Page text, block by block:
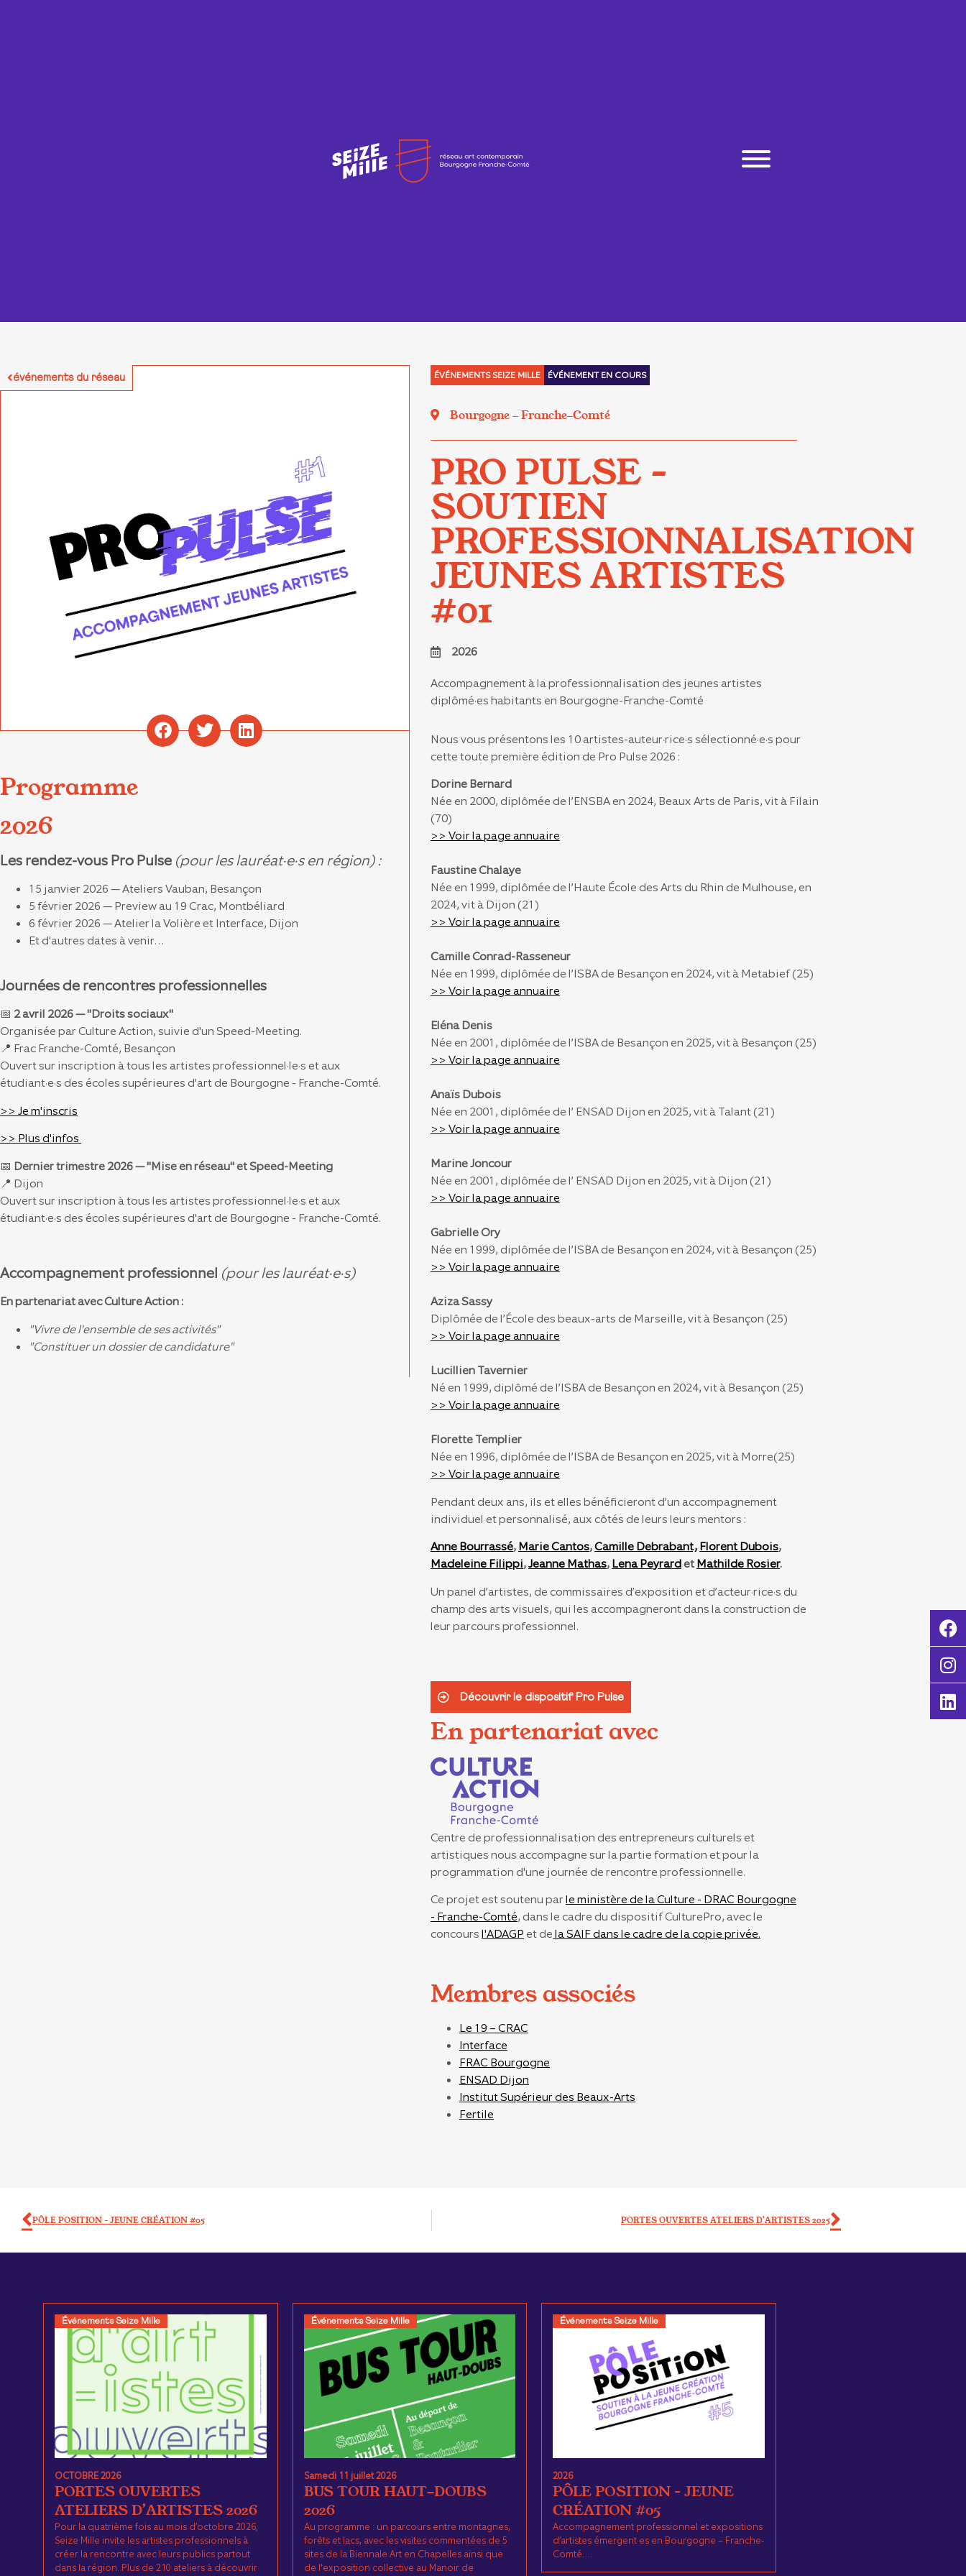
événements du réseau
Programme
2026
Les rendez-vous Pro Pulse (pour les lauréat·e·s en région) :
15 janvier 2026 — Ateliers Vauban, Besançon
5 février 2026 — Preview au 19 Crac, Montbéliard
6 février 2026 — Atelier la Volière et Interface, Dijon
Et d'autres dates à venir…
Journées de rencontres professionnelles
📅 2 avril 2026 — "Droits sociaux"
Organisée par Culture Action, suivie d'un Speed-Meeting.
📍 Frac Franche-Comté, Besançon
Ouvert sur inscription à tous les artistes professionnel·le·s et aux
étudiant·e·s des écoles supérieures d'art de Bourgogne - Franche-Comté.
>> Je m'inscris
>> Plus d'infos
📅 Dernier trimestre 2026 — "Mise en réseau" et Speed-Meeting
📍 Dijon
Ouvert sur inscription à tous les artistes professionnel·le·s et aux
étudiant·e·s des écoles supérieures d'art de Bourgogne - Franche-Comté.
Accompagnement professionnel (pour les lauréat·e·s)
En partenariat avec Culture Action :
"Vivre de l'ensemble de ses activités"
"Constituer un dossier de candidature"
ÉVÉNEMENTS SEIZE MILLE ÉVÉNEMENT EN COURS
Bourgogne - Franche-Comté
PRO PULSE –
SOUTIEN
PROFESSIONNALISATION
JEUNES ARTISTES
#01
2026
Accompagnement à la professionnalisation des jeunes artistes
diplômé·es habitants en Bourgogne-Franche-Comté
Nous vous présentons les 10 artistes-auteur·rice·s sélectionné·e·s pour
cette toute première édition de Pro Pulse 2026 :
Dorine Bernard
Née en 2000, diplômée de l’ENSBA en 2024, Beaux Arts de Paris, vit à Filain
(70)
>> Voir la page annuaire
Faustine Chalaye
Née en 1999, diplômée de l’Haute École des Arts du Rhin de Mulhouse, en
2024, vit à Dijon (21)
>> Voir la page annuaire
Camille Conrad-Rasseneur
Née en 1999, diplômée de l’ISBA de Besançon en 2024, vit à Metabief (25)
>> Voir la page annuaire
Eléna Denis
Née en 2001, diplômée de l’ISBA de Besançon en 2025, vit à Besançon (25)
>> Voir la page annuaire
Anaïs Dubois
Née en 2001, diplômée de l’ ENSAD Dijon en 2025, vit à Talant (21)
>> Voir la page annuaire
Marine Joncour
Née en 2001, diplômée de l’ ENSAD Dijon en 2025, vit à Dijon (21)
>> Voir la page annuaire
Gabrielle Ory
Née en 1999, diplômée de l’ISBA de Besançon en 2024, vit à Besançon (25)
>> Voir la page annuaire
Aziza Sassy
Diplômée de l’École des beaux-arts de Marseille, vit à Besançon (25)
>> Voir la page annuaire
Lucillien Tavernier
Né en 1999, diplômé de l’ISBA de Besançon en 2024, vit à Besançon (25)
>> Voir la page annuaire
Florette Templier
Née en 1996, diplômée de l’ISBA de Besançon en 2025, vit à Morre(25)
>> Voir la page annuaire
Pendant deux ans, ils et elles bénéficieront d’un accompagnement
individuel et personnalisé, aux côtés de leurs leurs mentors :
Anne Bourrassé,Marie Cantos,Camille Debrabant,Florent Dubois,
Madeleine Filippi,Jeanne Mathas,Lena PeyrardetMathilde Rosier.
Un panel d’artistes, de commissaires d’exposition et d’acteur·rice·s du
champ des arts visuels, qui les accompagneront dans la construction de
leur parcours professionnel.
Découvrir le dispositif Pro Pulse
En partenariat avec
Centre de professionnalisation des entrepreneurs culturels et
artistiques nous accompagne sur la partie formation et pour la
programmation d'une journée de rencontre professionnelle.
Ce projet est soutenu parle ministère de la Culture - DRAC Bourgogne
- Franche-Comté, dans le cadre du dispositif CulturePro, avec le
concoursl'ADAGPet dela SAIF dans le cadre de la copie privée.
Membres associés
Le 19 – CRAC
Interface
FRAC Bourgogne
ENSAD Dijon
Institut Supérieur des Beaux-Arts
Fertile
PÔLE POSITION – JEUNE CRÉATION #05 PORTES OUVERTES ATELIERS D’ARTISTES 2025
Événements Seize Mille
OCTOBRE 2026
PORTES OUVERTES
ATELIERS D’ARTISTES 2026
Pour la quatrième fois au mois d’octobre 2026,
Seize Mille invite les artistes professionnels à
créer la rencontre avec leurs publics partout
dans la région. Plus de 210 ateliers à découvrir
Événements Seize Mille
Samedi 11 juillet 2026
BUS TOUR HAUT-DOUBS
2026
Au programme : un parcours entre montagnes,
forêts et lacs, avec les visites commentées de 5
sites de la Biennale Art en Chapelles ainsi que
de l'exposition collective au Manoir de
Événements Seize Mille
2026
PÔLE POSITION – JEUNE
CRÉATION #05
Accompagnement professionnel et expositions
d’artistes émergent·es en Bourgogne – Franche-
Comté. ...